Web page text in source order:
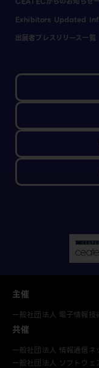
Exhibitors Updated
出展者プレスリリース一覧
主催
一般社団法人 電子情報技
共催
一般社団法人 情報通信ネ
一般社団法人 ソフトウェ